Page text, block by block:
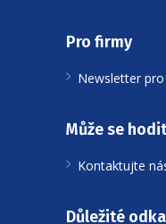
Pro firmy
Newsletter pro
Může se hodit
Kontaktujte
Důležité